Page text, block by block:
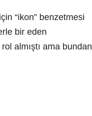
“ikon” benzetmesi
bir eden
almıştı ama bundan